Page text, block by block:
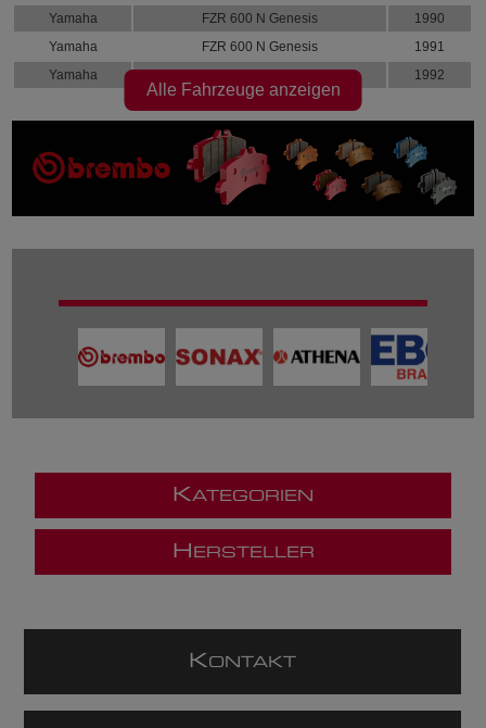
Yamaha
FZR 600 N Genesis
1990
Yamaha
FZR 600 N Genesis
1991
Yamaha
FZR 600 N Genesis 1992
Alle Fahrzeuge anzeigen
KATEGORIEN
H ERSTELLER
KONTAKT